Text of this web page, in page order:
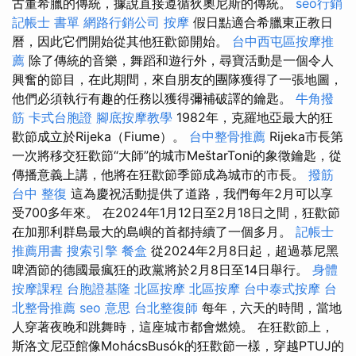
古董希臘的傳統，據說直接遵循狄奧尼斯的傳統。 seo行銷
記帳士 書單 網路行銷公司 按摩 假日點適合希臘東正教日
曆，因此它們開始從其他狂歡節開始。 台中西屯區按摩推
薦 除了傳統的音樂，舞蹈和遊行外，尋寶活動是一個令人
興奮的節目，在此期間，來自朋友的團隊獲得了一張地圖，
他們必須執行有趣的任務以獲得彌補破譯的鑰匙。 牛角撥
筋 卡式台胞證 腳底按摩教學 1982年，克羅地亞最大的狂
歡節成立於Rijeka（Fiume）。 台中整骨推薦 Rijeka市長第
一次將移交狂歡節“大師”的城市MeštarToni的象徵鑰匙，從
傳播意義上講，他將在狂歡節季節成為城市的市長。 撥筋
台中 整復 這為慶祝活動提供了道路，我們每年2月可以享
受700多年來。 在2024年1月12日至2月18日之間，狂歡節
在加那利群島最大的島嶼的首都持續了一個多月。 記帳士
推薦用書 搜索引擎 餐盒 從2024年2月8日起，超過慕尼黑
啤酒節的德國最瘋狂的政黨將於2月8日至14日舉行。 身體
按摩課程 台胞證基隆 北區按摩 北區按摩 台中泰式按摩 台
北整骨推薦 seo 意思 台北整復師 每年，六天的時間，當地
人穿著夜晚和跳舞時，這座城市都會燃燒。 在狂歡節上，
斯洛文尼亞館像MohácsBusók的狂歡節一樣，穿越PTUJ的